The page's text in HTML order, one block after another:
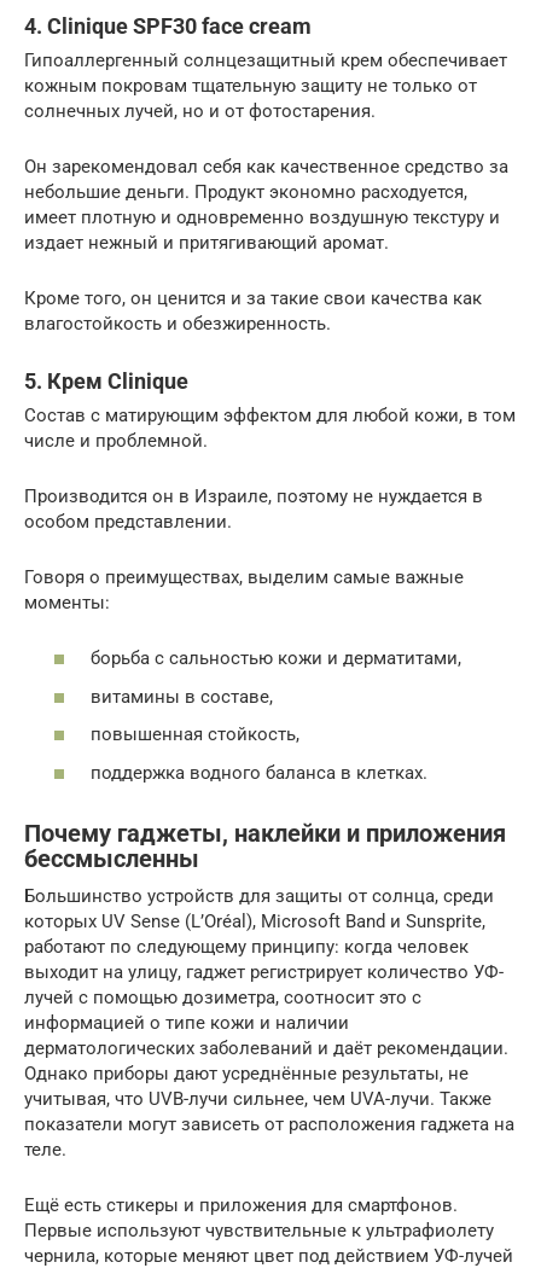
4. Clinique SPF30 face cream
Гипоаллергенный солнцезащитный крем обеспечивает
кожным покровам тщательную защиту не только от
солнечных лучей, но и от фотостарения.
Он зарекомендовал себя как качественное средство за
небольшие деньги. Продукт экономно расходуется,
имеет плотную и одновременно воздушную текстуру и
издает нежный и притягивающий аромат.
Кроме того, он ценится и за такие свои качества как
влагостойкость и обезжиренность.
5. Крем Clinique
Состав с матирующим эффектом для любой кожи, в том
числе и проблемной.
Производится он в Израиле, поэтому не нуждается в
особом представлении.
Говоря о преимуществах, выделим самые важные
моменты:
борьба с сальностью кожи и дерматитами,
витамины в составе,
повышенная стойкость,
поддержка водного баланса в клетках.
Почему гаджеты, наклейки и приложения
бессмысленны
Большинство устройств для защиты от солнца, среди
которых UV Sense (L’Oréal), Microsoft Band и Sunsprite,
работают по следующему принципу: когда человек
выходит на улицу, гаджет регистрирует количество УФ-
лучей с помощью дозиметра, соотносит это с
информацией о типе кожи и наличии
дерматологических заболеваний и даёт рекомендации.
Однако приборы дают усреднённые результаты, не
учитывая, что UVB-лучи сильнее, чем UVA-лучи. Также
показатели могут зависеть от расположения гаджета на
теле.
Ещё есть стикеры и приложения для смартфонов.
Первые используют чувствительные к ультрафиолету
чернила, которые меняют цвет под действием УФ-лучей